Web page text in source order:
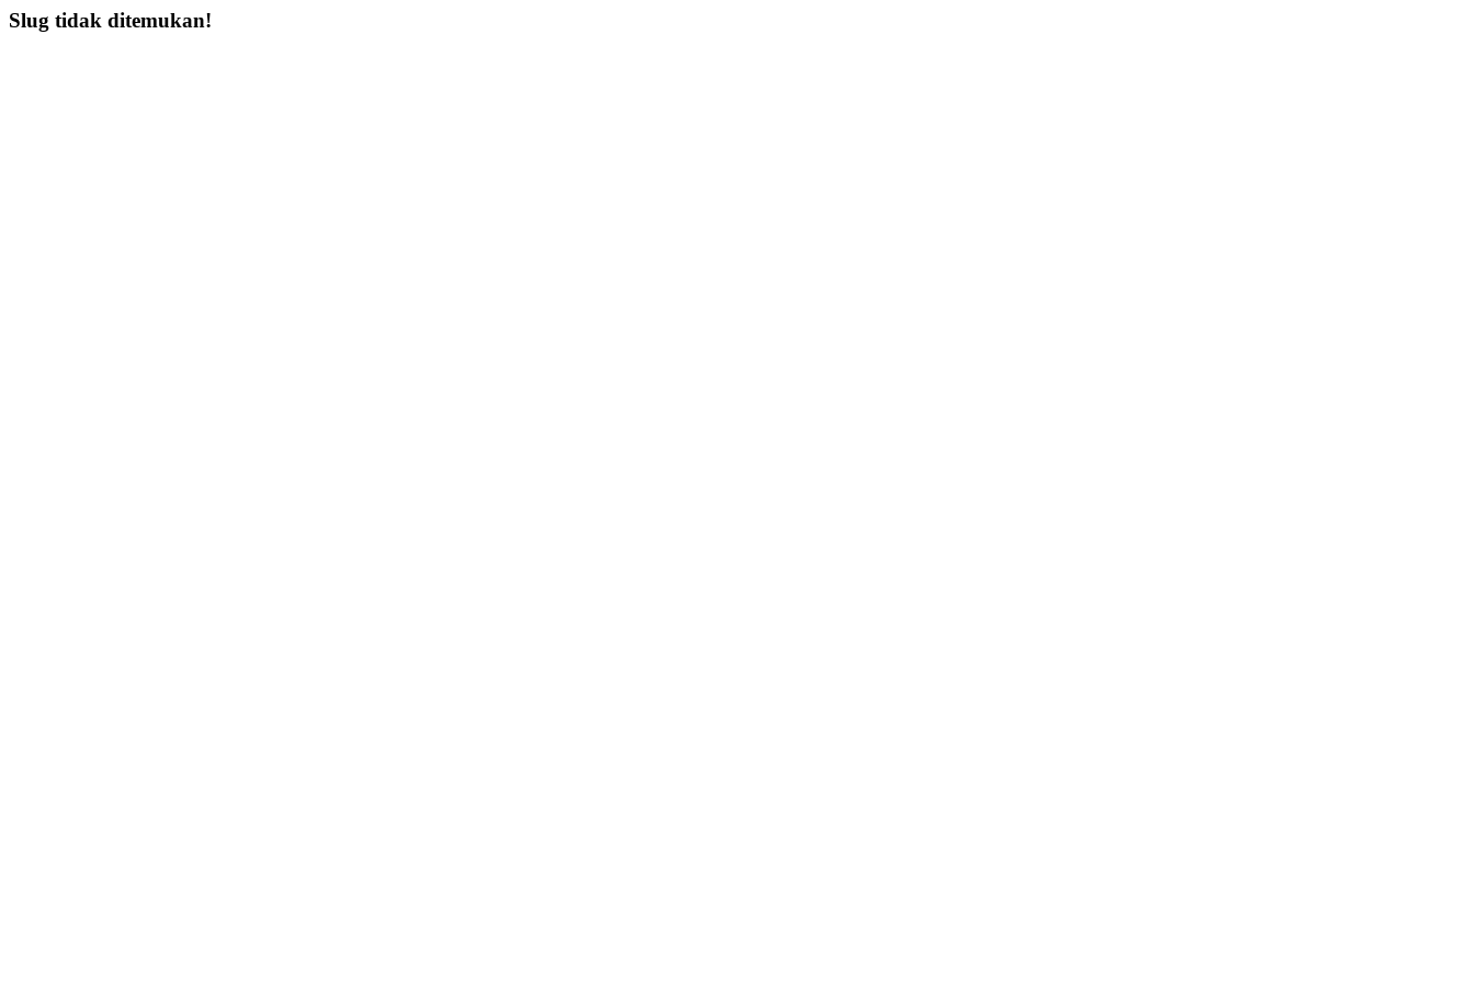
Slug tidak ditemukan!